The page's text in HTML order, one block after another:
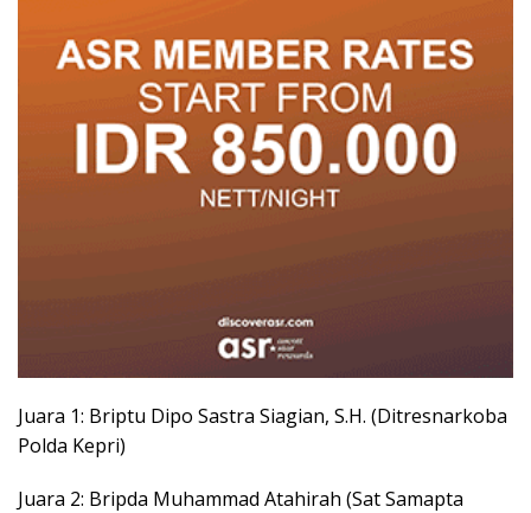
Juara 1: Briptu Dipo Sastra Siagian, S.H. (Ditresnarkoba
Polda Kepri)
Juara 2: Bripda Muhammad Atahirah (Sat Samapta